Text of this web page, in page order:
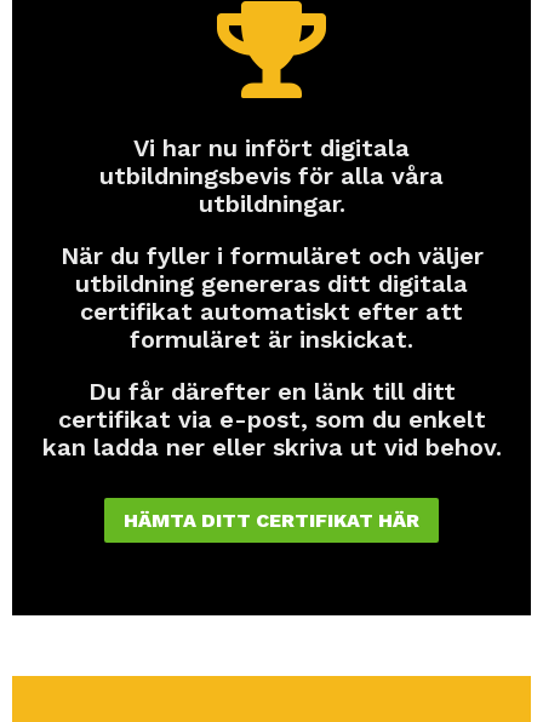

Vi har nu infört digitala
utbildningsbevis för alla våra
utbildningar.
När du fyller i formuläret och väljer
utbildning genereras ditt digitala
certifikat automatiskt efter att
formuläret är inskickat.
Du får därefter en länk till ditt
certifikat via e-post, som du enkelt
kan ladda ner eller skriva ut vid behov.
HÄMTA DITT CERTIFIKAT HÄR